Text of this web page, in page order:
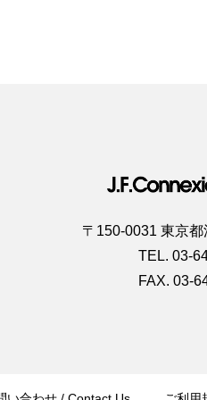
〒150-0031 東京
TEL. 03-
FAX. 03-